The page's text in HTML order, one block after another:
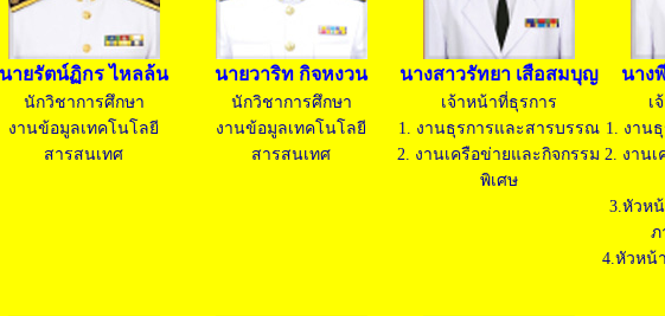
นายรัตน์ฏิกร ไหลล้น
นักวิชาการศึกษา
งานข้อมูลเทคโนโลยี
สารสนเทศ
นายวาริท กิจหงวน
นักวิชาการศึกษา
งานข้อมูลเทคโนโลยี
สารสนเทศ
นางสาวรัทยา เสือสมบุญ
เจ้าหน้าที่ธุรการ
1. งานธุรการและสารบรรณ
2. งานเครือข่ายและกิจกรรม
พิเศษ
นาง
เ
1. งาน
2. งาน
3.หัวห
ภ
4.หัวหน้